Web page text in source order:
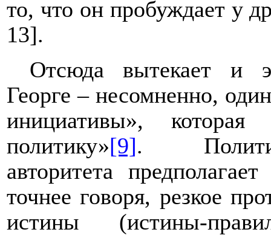
то, что он пробуждает у
13].
Отсюда вытекает и
Георге – несомненно,
инициативы», которая
политику»[9].
авторитета
точнее говоря, резкое
истины (истины-